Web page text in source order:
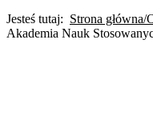
Jesteś tutaj: Strona główna
Akademia Nauk